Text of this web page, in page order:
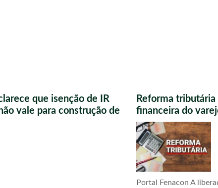
que isenção de IR
vale para construção de
Reforma
financeira do
Portal Fenacon A